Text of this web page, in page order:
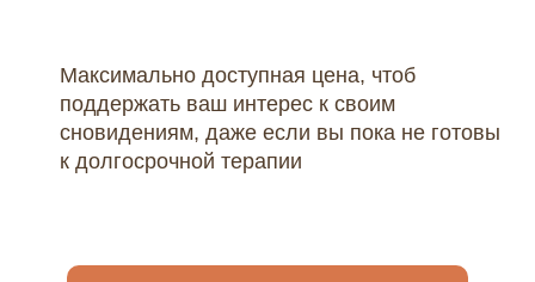
Максимально доступная цена, чтоб
поддержать ваш интерес к своим
сновидениям, даже если вы пока не готовы
к долгосрочной терапии